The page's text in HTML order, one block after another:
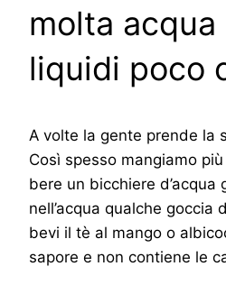
molta acqua
liquidi poco
A volte la gente prende la
Così spesso mangiamo
bere un bicchiere d’acqua
nell’acqua qualche goccia
bevi il tè al mango o
sapore e non contiene le